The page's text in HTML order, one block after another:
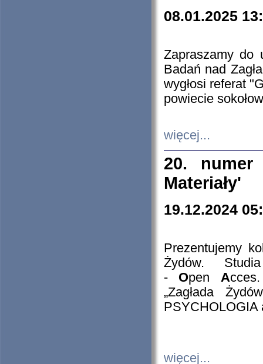
08.01.2025
Zapraszamy do
Badań nad
wygłosi referat
powiecie
więcej...
20. numer
Materiały'
19.12.2024
Prezentujemy
Żydów.
- Open A
„Zagłada
PSYCHOLOGIA
więcej...